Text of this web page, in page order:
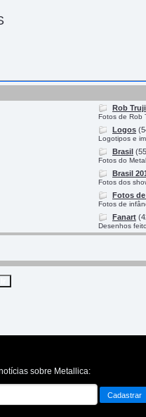
Rob
Fotos de Rob
Logos
Logotipos e
Brasil
Fotos do
Brasil
Fotos dos
Fotos
Fotos de
Fanart
Desenhos
sobre Metallica: